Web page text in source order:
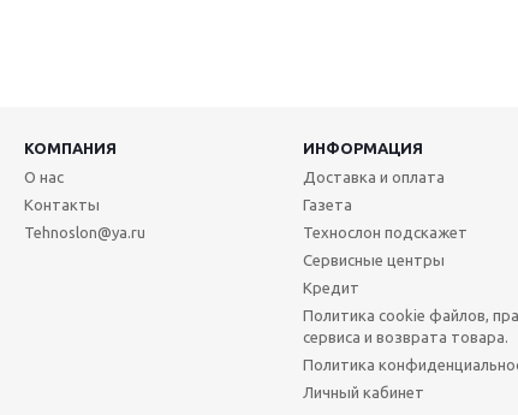
КОМПАНИЯ
ИНФОРМАЦИЯ
О нас
Контакты
Tehnoslon@ya.ru
Доставка и оплата
Газета
Технослон подскажет
Сервисные центры
Кредит
Политика cookie файлов,
сервиса и возврата товара.
Политика
Личный кабинет